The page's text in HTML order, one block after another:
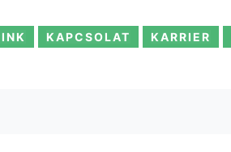
KAPCSOLAT KARRIER